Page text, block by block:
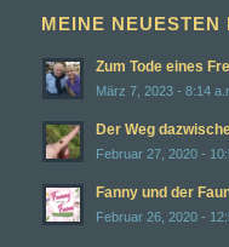
MEINE NEUESTEN
Zum Tode eines
März 7, 2023 - 8:14
Der Weg
Februar 27, 2020 -
Fanny und der
Februar 26, 2020 -